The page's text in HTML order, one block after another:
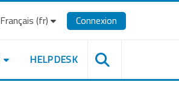
Français ‎(fr)‎ Connexion
HELPDESK